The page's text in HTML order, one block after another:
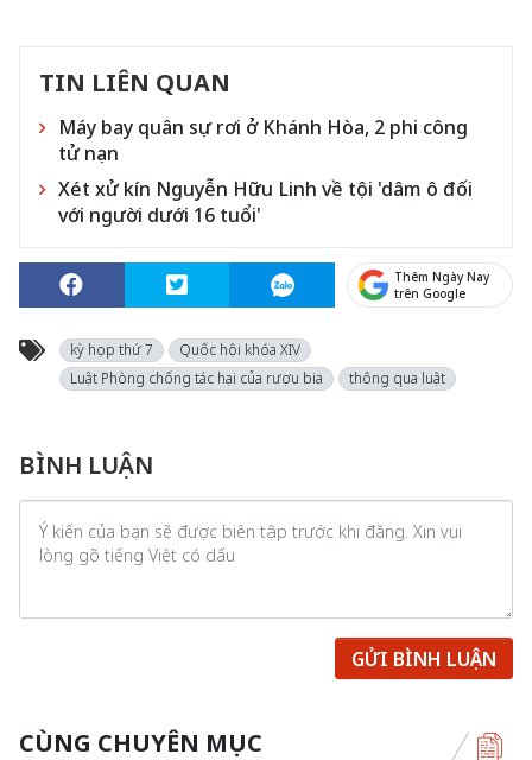
TIN LIÊN QUAN
Máy bay quân sự rơi ở Khánh Hòa, 2 phi công
tử nạn
Xét xử kín Nguyễn Hữu Linh về tội 'dâm ô đối
với người dưới 16 tuổi'
Thêm Ngày Nay
trên Google
kỳ họp thứ 7
Quốc hội khóa XIV
Luật Phòng chống tác hại của rượu bia
thông qua luật
BÌNH LUẬN
GỬI BÌNH LUẬN
CÙNG CHUYÊN MỤC